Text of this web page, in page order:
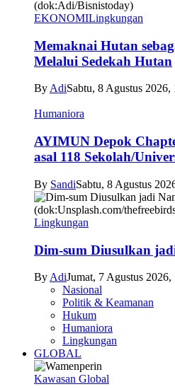
EKONOMILingkungan
Memaknai Hutan
Melalui Sedekah Hutan
By AdiSabtu, 8 Agustus 2026,
Humaniora
AYIMUN Depok
asal 118 Sekolah/
By SandiSabtu, 8 Agustus
Lingkungan
Dim-sum Diusulkan
By AdiJumat, 7 Agustus 2026,
Nasional
Politik & Keamanan
Hukum
Humaniora
Lingkungan
GLOBAL
Kawasan Global